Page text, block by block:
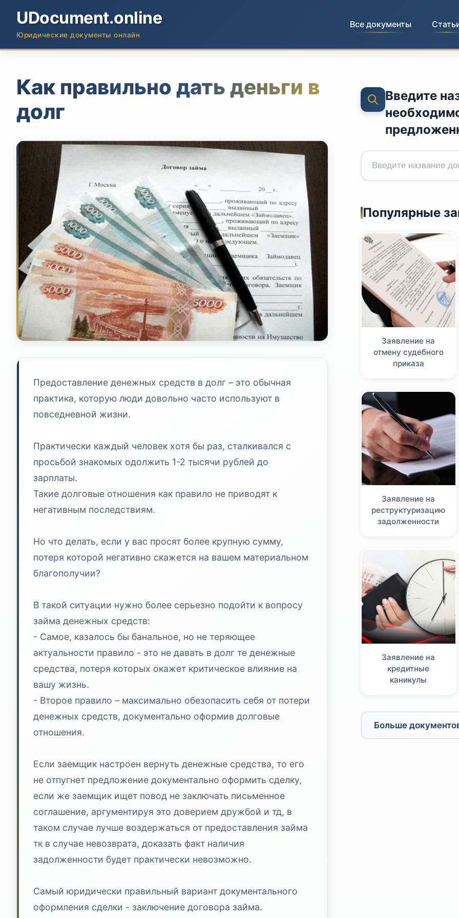
UDocument.online
Юридические документы онлайн
Все документы
Как правильно дать деньги в
долг
Предоставление денежных средств в долг – это обычная
практика, которую люди довольно часто используют в
повседневной жизни.
Практически каждый человек хотя бы раз, сталкивался с
просьбой знакомых одолжить 1-2 тысячи рублей до
зарплаты.
Такие долговые отношения как правило не приводят к
негативным последствиям.
Но что делать, если у вас просят более крупную сумму,
потеря которой негативно скажется на вашем материальном
благополучии?
В такой ситуации нужно более серьезно подойти к вопросу
займа денежных средств:
- Самое, казалось бы банальное, но не теряющее
актуальности правило - это не давать в долг те денежные
средства, потеря которых окажет критическое влияние на
вашу жизнь.
- Второе правило – максимально обезопасить себя от потери
денежных средств, документально оформив долговые
отношения.
Если заемщик настроен вернуть денежные средства, то его
не отпугнет предложение документально оформить сделку,
если же заемщик ищет повод не заключать письменное
соглашение, аргументируя это доверием дружбой и тд, в
таком случае лучше воздержаться от предоставления займа
тк в случае невозврата, доказать факт наличия
задолженности будет практически невозможно.
Самый юридически правильный вариант документального
оформления сделки - заключение договора займа.
Введите
Популярные
Заявление на
отмену судебного
приказа
Заявление на
реструктуризацию
задолженности
Заявление на
кредитные
каникулы
Больше